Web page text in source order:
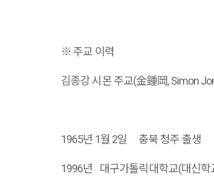
※ 주교 이력
김종강 시몬 주교(金鍾岡, Simon
1965년 1월 2일 충북 청주 출생
1996년 대구가톨릭대학교(대신학